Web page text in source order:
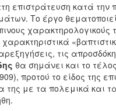
επιστράτευση κατά την
Το έργο
χαρακτηρολογικούς
τις
θα σημάνει και το
προτού το είδος της
με τα πολεμικά και